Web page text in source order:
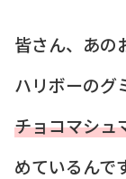
皆さん、あの
ハリボーのグ
チョコマシュ
めているんで